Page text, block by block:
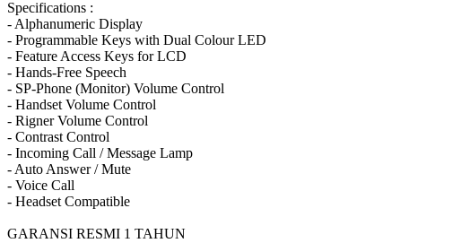
Specifications :
- Alphanumeric Display
- Programmable Keys with Dual Colour LED
- Feature Access Keys for LCD
- Hands-Free Speech
- SP-Phone (Monitor) Volume Control
- Handset Volume Control
- Rigner Volume Control
- Contrast Control
- Incoming Call / Message Lamp
- Auto Answer / Mute
- Voice Call
- Headset Compatible
GARANSI RESMI 1 TAHUN